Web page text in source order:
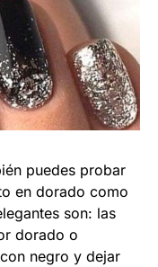
puedes probar
en dorado como
son: las
dorado o
negro y dejar